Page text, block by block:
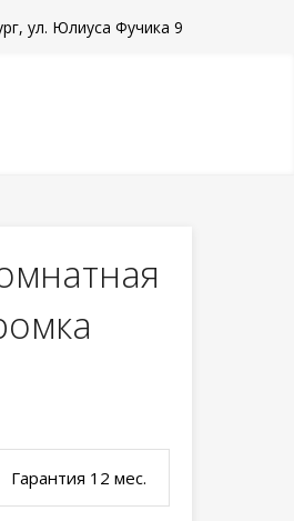
ул. Юлиуса Фучика 9
Гарантия 12 мес.